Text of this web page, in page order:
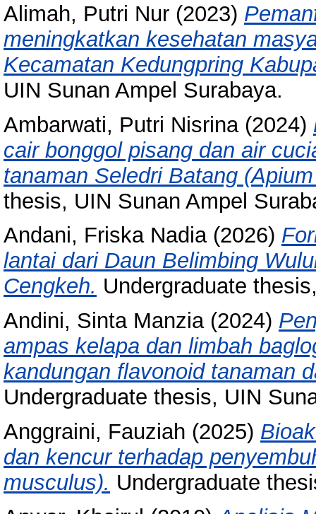
Alimah, Putri Nur (2023)
meningkatkan kesehatan
Kecamatan Kedungpring
UIN Sunan Ampel Surabaya.
Ambarwati, Putri Nisrina(2024)
cair bonggol pisang dan air
tanaman Seledri Batang
thesis, UIN Sunan Ampel
Andani, Friska Nadia(2026)
lantai dari Daun Belimbing
Cengkeh. Undergraduate
Andini, Sinta Manzia(2024)
ampas kelapa dan limbah
kandungan flavonoid tanaman
Undergraduate thesis, UIN
Anggraini, Fauziah (2025)
dan kencur terhadap
musculus). Undergraduate